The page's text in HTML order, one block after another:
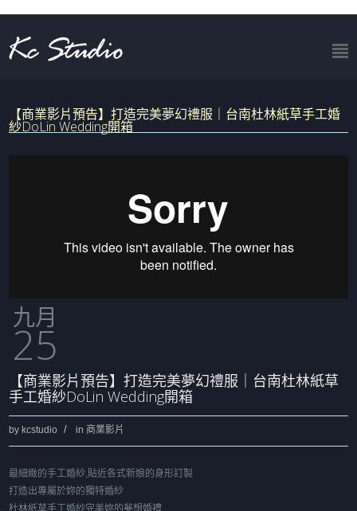
【商業影片預告】打造完美夢幻禮服｜台南杜林紙草手工婚
紗DoLin Wedding開箱
九月
25
【商業影片預告】打造完美夢幻禮服｜台南杜林紙草
手工婚紗DoLin Wedding開箱
by kcstudio in 商業影片
最細緻的手工婚紗,貼近各式新娘的身形訂製
打造出專屬於妳的獨特婚紗
杜林紙草手工婚紗完美妳的夢想婚禮….